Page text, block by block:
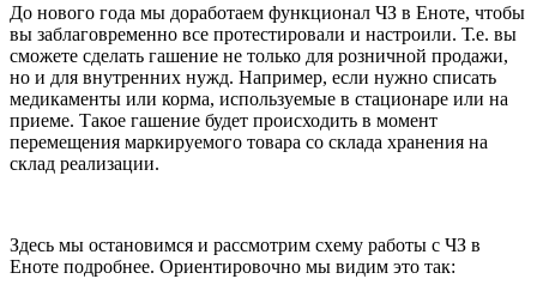
До нового года мы доработаем функционал ЧЗ в Еноте, чтобы
вы заблаговременно все протестировали и настроили. Т.е. вы
сможете сделать гашение не только для розничной продажи,
но и для внутренних нужд. Например, если нужно списать
медикаменты или корма, используемые в стационаре или на
приеме. Такое гашение будет происходить в момент
перемещения маркируемого товара со склада хранения на
склад реализации.
Здесь мы остановимся и рассмотрим схему работы с ЧЗ в
Еноте подробнее. Ориентировочно мы видим это так: